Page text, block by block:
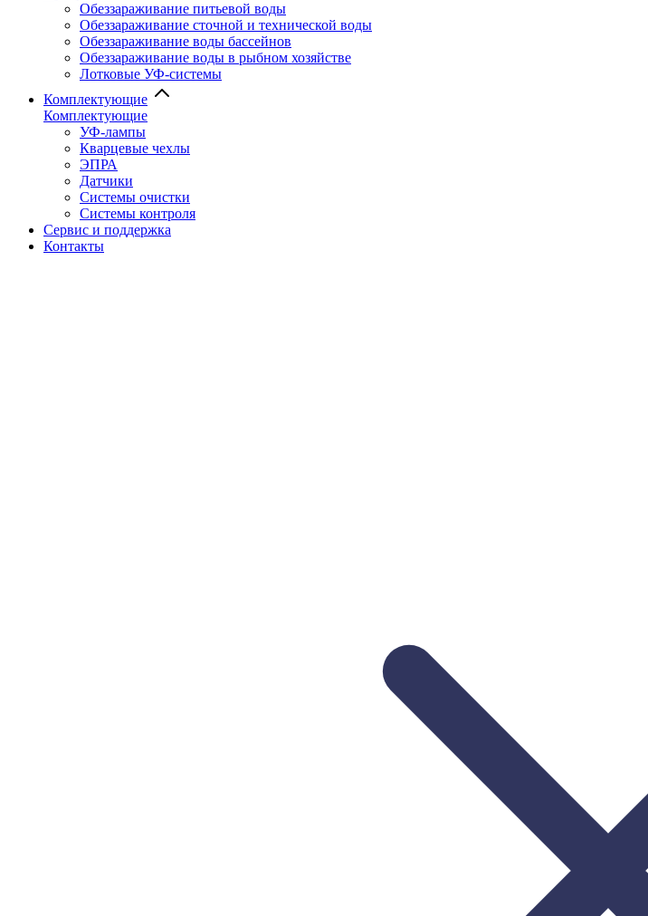
Обеззараживание питьевой воды
Обеззараживание сточной и технической воды
Обеззараживание воды бассейнов
Обеззараживание воды в рыбном хозяйстве
Лотковые УФ-системы
Комплектующие
Комплектующие
УФ-лампы
Кварцевые чехлы
ЭПРА
Датчики
Системы очистки
Системы контроля
Сервис и поддержка
Контакты